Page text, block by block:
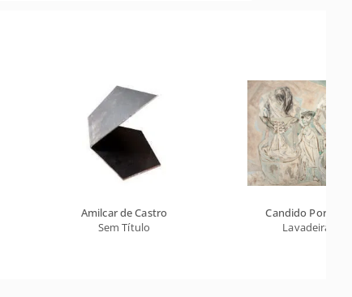
Amilcar de Castro
Sem Título
Candido Portinari
Lavadeiras